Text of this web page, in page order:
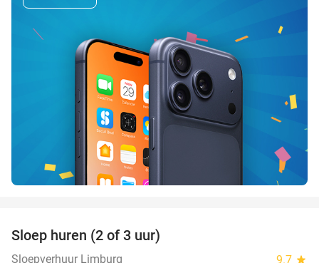
Sloep huren (2 of 3 uur)
Sloepverhuur Limburg 9.7 star